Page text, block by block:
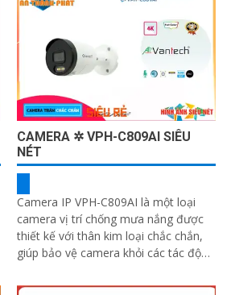
CAMERA ✲ VPH-C809AI SIÊU
NÉT
Camera IP VPH-C809AI là một loại
camera vị trí chống mưa nắng được
thiết kế với thân kim loại chắc chắn,
giúp bảo vệ camera khỏi các tác động